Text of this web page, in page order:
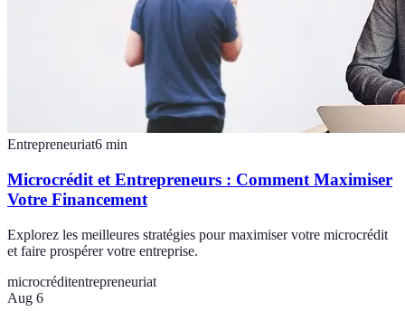
Entrepreneuriat6 min
Microcrédit et Entrepreneurs : Comment Maximiser
Votre Financement
Explorez les meilleures stratégies pour maximiser votre microcrédit
et faire prospérer votre entreprise.
microcréditentrepreneuriat
Aug 6